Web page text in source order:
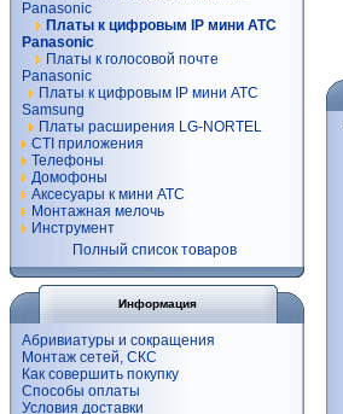
Panasonic
Платы к цифровым IP мини АТС
Panasonic
Платы к голосовой почте
Panasonic
Платы к цифровым IP мини АТС
Samsung
Платы расширения LG-NORTEL
CTI приложения
Телефоны
Домофоны
Аксесуары к мини АТС
Монтажная мелочь
Инструмент
Полный список товаров
Информация
Абривиатуры и сокращения
Монтаж сетей, СКС
Как совершить покупку
Способы оплаты
Условия доставки